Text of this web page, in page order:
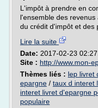
L'impôt à prendre en
l'ensemble des revenus
du crédit d'impôt et des
Lire la suite
Date: 2017-02-23
Site : http://www.mon-
Thèmes liés : lep livret
epargne / taux d interet
interet livret d'epargne
populaire